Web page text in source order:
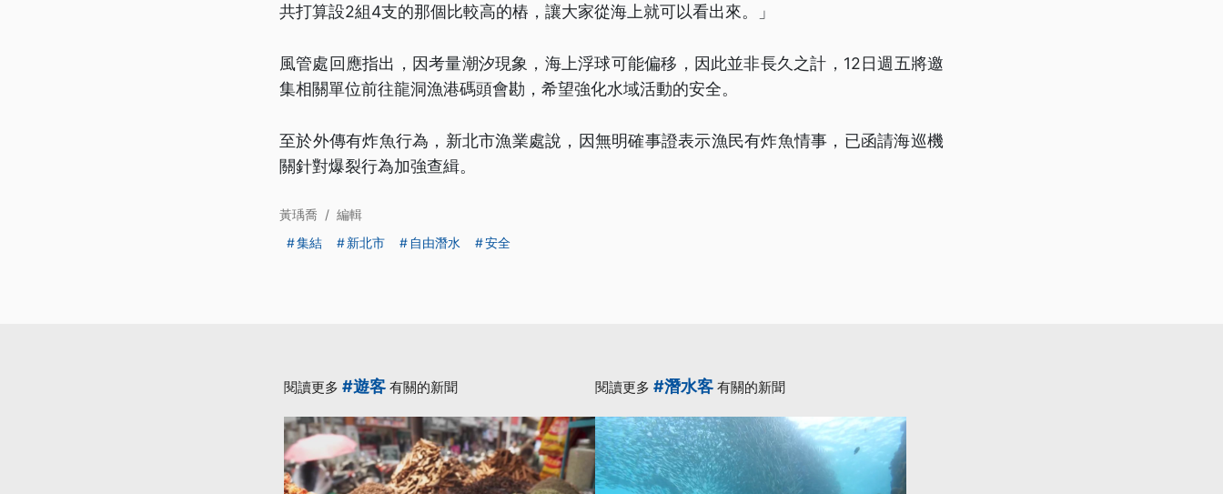
共打算設2組4支的那個比較高的樁，讓大家從海上就可以看出來。」
風管處回應指出，因考量潮汐現象，海上浮球可能偏移，因此並非長久之計，12日週五將邀
集相關單位前往龍洞漁港碼頭會勘，希望強化水域活動的安全。
至於外傳有炸魚行為，新北市漁業處說，因無明確事證表示漁民有炸魚情事，已函請海巡機
關針對爆裂行為加強查緝。
黃瑀喬 / 編輯
集結
新北市 自由潛水 安全
閱讀更多 #遊客 有關的新聞 閱讀更多 #潛水客 有關的新聞